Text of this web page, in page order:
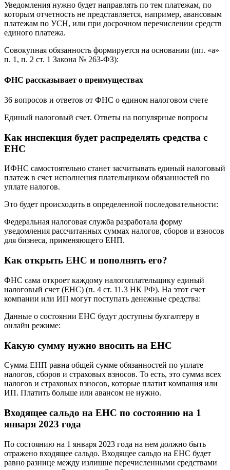
Уведомления нужно будет направлять по тем платежам, по
которым отчетность не представляется, например, авансовым
платежам по УСН, или при досрочном перечислении средств
единого платежа.
Совокупная обязанность формируется на основании (пп. «а»
п. 1, п. 2 ст. 1 Закона № 263-ФЗ):
ФНС рассказывает о преимуществах
36 вопросов и ответов от ФНС о едином налоговом счете
Единый налоговый счет. Ответы на популярные вопросы
Как инспекция будет распределять средства с
ЕНС
ИФНС самостоятельно станет засчитывать единый налоговый
платеж в счет исполнения плательщиком обязанностей по
уплате налогов.
Это будет происходить в определенной последовательности:
Федеральная налоговая служба разработала форму
уведомления рассчитанных суммах налогов, сборов и взносов
для бизнеса, применяющего ЕНП.
Как открыть ЕНС и пополнять его?
ФНС сама откроет каждому налогоплательщику единый
налоговый счет (ЕНС) (п. 4 ст. 11.3 НК РФ). На этот счет
компании или ИП могут поступать денежные средства:
Данные о состоянии ЕНС будут доступны бухгалтеру в
онлайн режиме:
Какую сумму нужно вносить на ЕНС
Сумма ЕНП равна общей сумме обязанностей по уплате
налогов, сборов и страховых взносов. То есть, это сумма всех
налогов и страховых взносов, которые платит компания или
ИП. Платить больше или авансом не нужно.
Входящее сальдо на ЕНС по состоянию на 1
января 2023 года
По состоянию на 1 января 2023 года на нем должно быть
отражено входящее сальдо. Входящее сальдо на ЕНС будет
равно разнице между излишне перечисленными средствами